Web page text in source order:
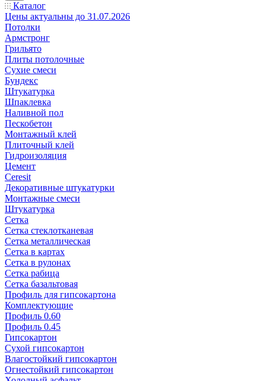
Каталог
Цены актуальны до 31.07.2026
Потолки
Армстронг
Грильято
Плиты потолочные
Сухие смеси
Бундекс
Штукатурка
Шпаклевка
Наливной пол
Пескобетон
Монтажный клей
Плиточный клей
Гидроизоляция
Цемент
Ceresit
Декоративные штукатурки
Монтажные смеси
Штукатурка
Сетка
Сетка стеклотканевая
Сетка металлическая
Сетка в картах
Сетка в рулонах
Сетка рабица
Сетка базальтовая
Профиль для гипсокартона
Комплектующие
Профиль 0.60
Профиль 0.45
Гипсокартон
Сухой гипсокартон
Влагостойкий гипсокартон
Огнестойкий гипсокартон